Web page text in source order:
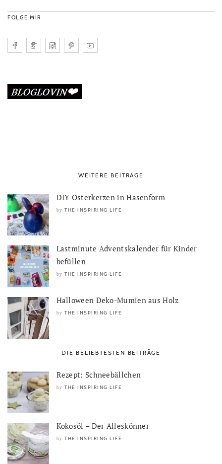
FOLGE MIR
WEITERE BEITRÄGE
DIY Osterkerzen in Hasenform
by THE INSPIRING LIFE
Lastminute Adventskalender für Kinder
befüllen
by THE INSPIRING LIFE
Halloween Deko-Mumien aus Holz
by THE INSPIRING LIFE
DIE BELIEBTESTEN BEITRÄGE
Rezept: Schneebällchen
by THE INSPIRING LIFE
Kokosöl – Der Alleskönner
by THE INSPIRING LIFE